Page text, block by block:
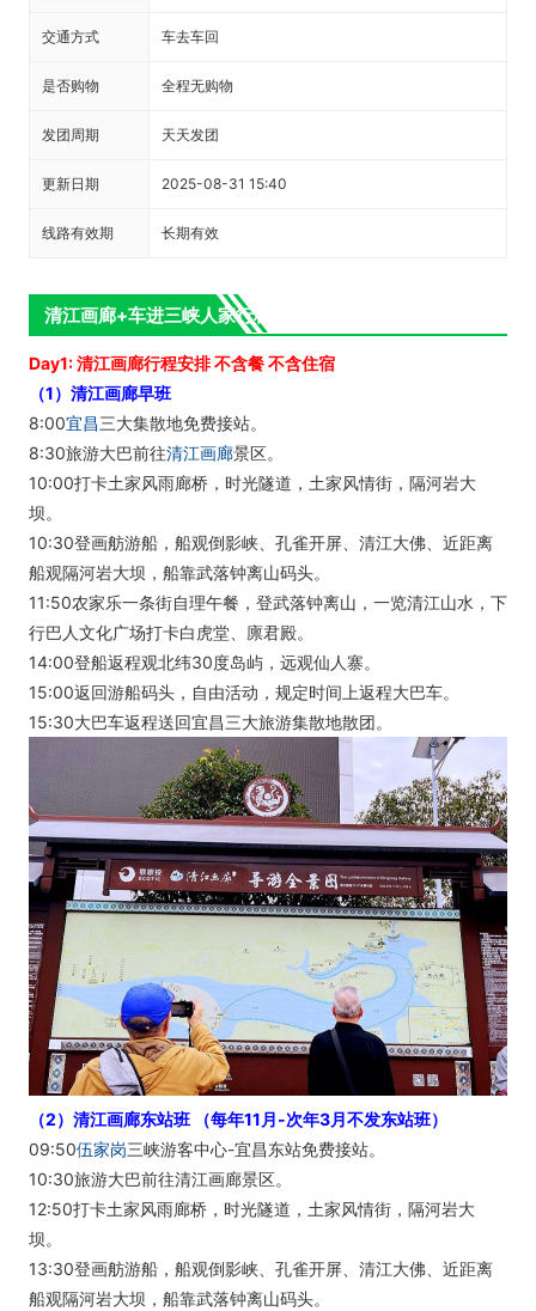
交通方式 车去车回
是否购物 全程无购物
发团周期 天天发团
更新日期 2025-08-31 15:40
线路有效期 长期有效
清江画廊+车进三峡人家行程计划
Day1: 清江画廊行程安排 不含餐 不含住宿
（1）清江画廊早班
8:00宜昌三大集散地免费接站。
8:30旅游大巴前往清江画廊景区。
10:00打卡土家风雨廊桥，时光隧道，土家风情街，隔河岩大
坝。
10:30登画舫游船，船观倒影峡、孔雀开屏、清江大佛、近距离
船观隔河岩大坝，船靠武落钟离山码头。
11:50农家乐一条街自理午餐，登武落钟离山，一览清江山水，下
行巴人文化广场打卡白虎堂、廪君殿。
14:00登船返程观北纬30度岛屿，远观仙人寨。
15:00返回游船码头，自由活动，规定时间上返程大巴车。
15:30大巴车返程送回宜昌三大旅游集散地散团。
（2）清江画廊东站班 （每年11月-次年3月不发东站班）
09:50伍家岗三峡游客中心-宜昌东站免费接站。
10:30旅游大巴前往清江画廊景区。
12:50打卡土家风雨廊桥，时光隧道，土家风情街，隔河岩大
坝。
13:30登画舫游船，船观倒影峡、孔雀开屏、清江大佛、近距离
船观隔河岩大坝，船靠武落钟离山码头。